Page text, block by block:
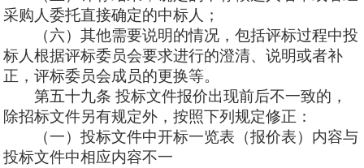
采购人委托直接确定的中标人；
（六）其他需要说明的情况，包括评标过程中投
标人根据评标委员会要求进行的澄清、说明或者补
正，评标委员会成员的更换等。
第五十九条 投标文件报价出现前后不一致的，
除招标文件另有规定外，按照下列规定修正：
（一）投标文件中开标一览表（报价表）内容与
投标文件中相应内容不一